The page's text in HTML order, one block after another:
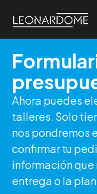
Ahora puedes
talleres. Solo
nos pondremos
confirmar tu
información que
entrega o la